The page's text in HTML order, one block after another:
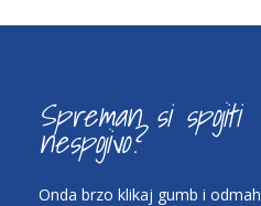
Spreman si spojiti
nespojivo?
Onda brzo klikaj gumb i odmah